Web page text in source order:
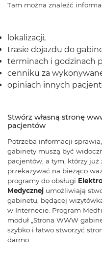
Tam można znaleźć
lokalizacji,
trasie dojazdu do
terminach i godzinach
cenniku za
opiniach innych
Stwórz własną stronę
pacjentów
Potrzeba informacji
gabinety muszą być
pacjentów, a tym, którzy
przekazywać na bieżąco
programy do obsługi
Medycznej umożliwiają
gabinetu, będącej
w Internecie. Program
moduł „Strona WWW
szybko i łatwo stworzyć
darmo.